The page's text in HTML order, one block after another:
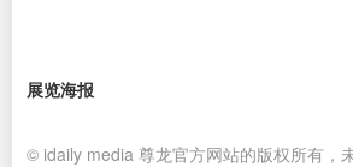
展览海报
© idaily media 尊龙官方网站的版权所有，